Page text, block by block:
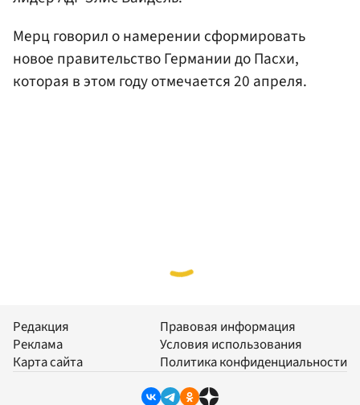
Мерц говорил о намерении сформировать
новое правительство Германии до Пасхи,
которая в этом году отмечается 20 апреля.
Редакция
Реклама
Карта сайта
Правовая информация
Условия использования
Политика конфиденциальности